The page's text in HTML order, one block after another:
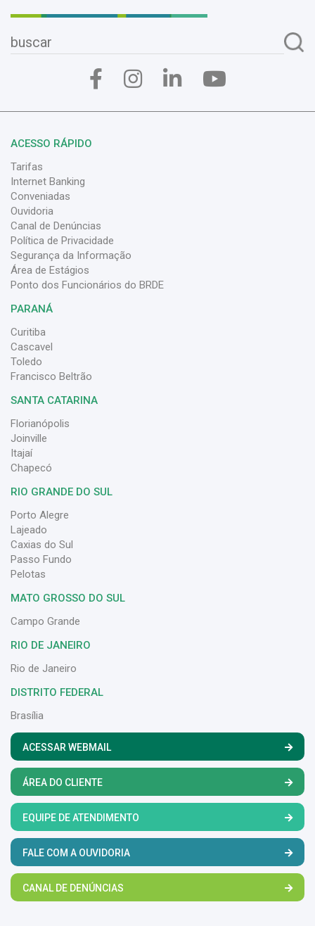
ACESSO RÁPIDO
Tarifas
Internet Banking
Conveniadas
Ouvidoria
Canal de Denúncias
Política de Privacidade
Segurança da Informação
Área de Estágios
Ponto dos Funcionários do BRDE
PARANÁ
Curitiba
Cascavel
Toledo
Francisco Beltrão
SANTA CATARINA
Florianópolis
Joinville
Itajaí
Chapecó
RIO GRANDE DO SUL
Porto Alegre
Lajeado
Caxias do Sul
Passo Fundo
Pelotas
MATO GROSSO DO SUL
Campo Grande
RIO DE JANEIRO
Rio de Janeiro
DISTRITO FEDERAL
Brasília
ACESSAR WEBMAIL
ÁREA DO CLIENTE
EQUIPE DE ATENDIMENTO
FALE COM A OUVIDORIA
CANAL DE DENÚNCIAS